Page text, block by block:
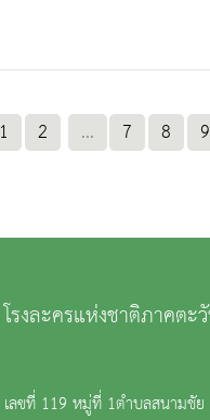
1 2 ... 7 8 9
โรงละครแห่งชาติภาคต
เลขที่ 119 หมู่ที่ 1ตำบลสนามชั